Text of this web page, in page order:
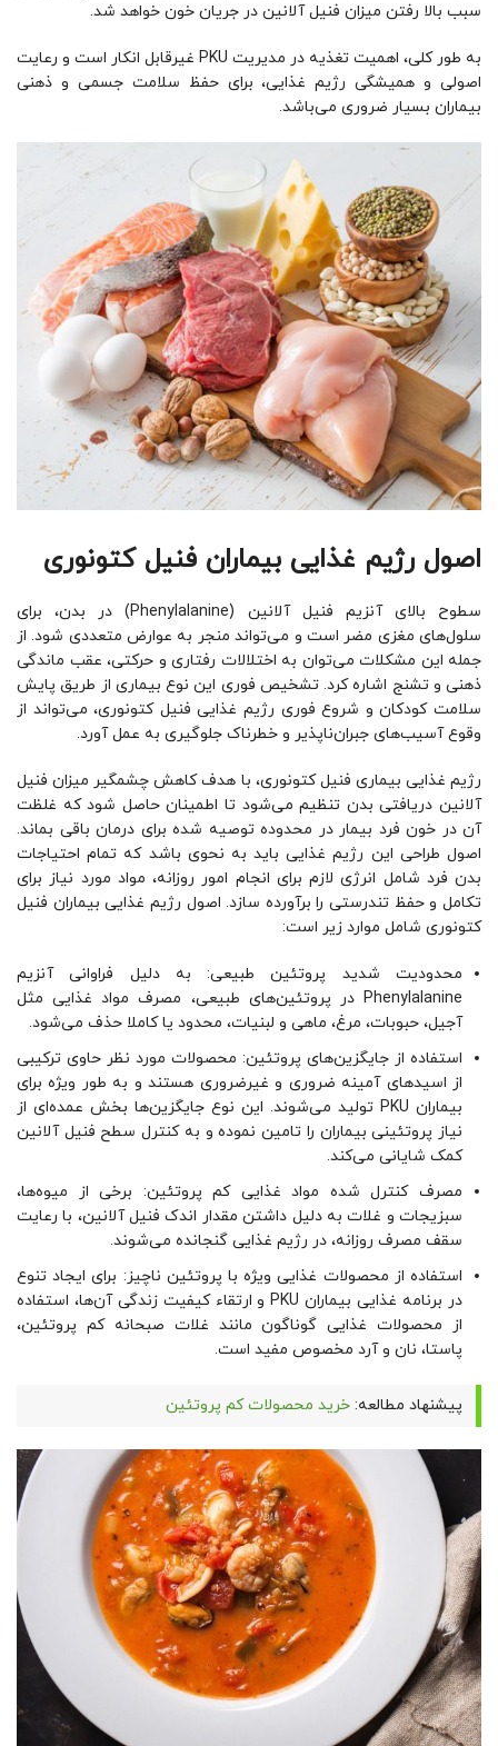
سبب بالا رفتن میزان فنیل آلانین در جریان خون خواهد شد.
به طور کلی، اهمیت تغذیه در مدیریت PKU غیرقابل انکار است و رعایت
اصولی و همیشگی رژیم غذایی، برای حفظ سلامت جسمی و ذهنی
بیماران بسیار ضروری می‌باشد.
اصول رژیم غذایی بیماران فنیل کتونوری
سطوح بالای آنزیم فنیل آلانین (Phenylalanine) در بدن، برای
سلول‌های مغزی مضر است و می‌تواند منجر به عوارض متعددی ‌شود. از
جمله این مشکلات می‌توان به اختلالات رفتاری و حرکتی، عقب ‌ماندگی
ذهنی و تشنج اشاره کرد. تشخیص فوری این نوع بیماری از طریق پایش
سلامت کودکان و شروع فوری رژیم غذایی فنیل کتونوری، می‌تواند از
وقوع آسیب‌های جبران‌ناپذیر و خطرناک جلوگیری به عمل آورد.
رژیم غذایی بیماری فنیل کتونوری، با هدف کاهش چشمگیر میزان فنیل
آلانین دریافتی بدن تنظیم می‌شود تا اطمینان حاصل شود که غلظت
آن در خون فرد بیمار در محدوده توصیه شده برای درمان باقی بماند.
اصول طراحی این رژیم غذایی باید به نحوی باشد که تمام احتیاجات
بدن فرد شامل انرژی لازم برای انجام امور روزانه، مواد مورد نیاز برای
تکامل و حفظ تندرستی را برآورده سازد. اصول رژیم غذایی بیماران فنیل
کتونوری شامل موارد زیر است:
محدودیت شدید پروتئین طبیعی: به دلیل فراوانی آنزیم
Phenylalanine در پروتئین‌های طبیعی، مصرف مواد غذایی مثل
آجیل، حبوبات، مرغ، ماهی و لبنیات، محدود یا کاملا حذف می‌شود.
استفاده از جایگزین‌های پروتئین: محصولات مورد نظر حاوی ترکیبی
از اسیدهای آمینه ضروری و غیرضروری هستند و به طور ویژه برای
بیماران PKU تولید می‌شوند. این نوع جایگزین‌ها بخش عمده‌ای از
نیاز پروتئینی بیماران را تامین نموده و به کنترل سطح فنیل آلانین
کمک شایانی می‌کند.
مصرف کنترل شده مواد غذایی کم پروتئین: برخی از میوه‌ها،
سبزیجات و غلات به دلیل داشتن مقدار اندک فنیل آلانین، با رعایت
سقف مصرف روزانه، در رژیم غذایی گنجانده می‌شوند.
استفاده از محصولات غذایی ویژه با پروتئین ناچیز: برای ایجاد تنوع
در برنامه غذایی بیماران PKU و ارتقاء کیفیت زندگی آن‌ها، استفاده
از محصولات غذایی گوناگون مانند غلات صبحانه کم پروتئین،
پاستا، نان و آرد مخصوص مفید است.
پیشنهاد مطالعه: خرید محصولات کم پروتئین